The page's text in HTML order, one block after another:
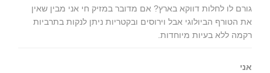
גורם לו לחלות דווקא בארץ? אם מדובר במזיק חי אני מבין שאין
את הטורף הביולוגי אבל וירוסים ובקטריות ניתן לנקות בתרביות
רקמה ללא בעיות מיוחדות.
אני